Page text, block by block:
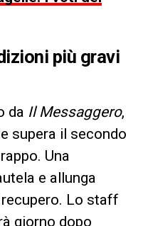
più gravi
da Il Messaggero,
supera il secondo
Una
e allunga
Lo staff
giorno dopo